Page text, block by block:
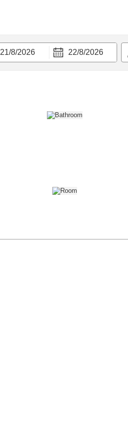
21/8/2026 22/8/2026